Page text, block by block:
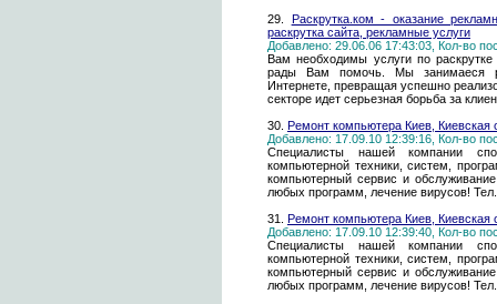
29. Раскрутка.ком - оказание
раскрутка сайта, рекламные услуги
Добавлено: 29.06.06 17:43:03, Кол-во
Вам необходимы услуги по
рады Вам помочь. Мы занимаеся
Интернете, превращая успешно
секторе идет серьезная борьба за
30. Ремонт компьютера Киев, Киевская
Добавлено: 17.09.10 12:39:16, Кол-во
Специалисты нашей компании
компьютерной техники, систем,
компьютерный сервис и
любых программ, лечение вирусов!
31. Ремонт компьютера Киев, Киевская
Добавлено: 17.09.10 12:39:40, Кол-во
Специалисты нашей компании
компьютерной техники, систем,
компьютерный сервис и
любых программ, лечение вирусов!